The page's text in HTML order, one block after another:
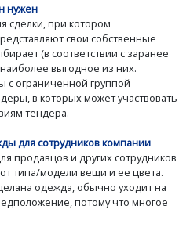
нужен
сделки, при котором
свои собственные
(в соответствии с заранее
выгодное из них.
с ограниченной группой
в которых может участвовать
тендера.
для сотрудников компании
продавцов и других сотрудников
типа/модели вещи и ее цвета.
одежда, обычно уходит на
потому что многое